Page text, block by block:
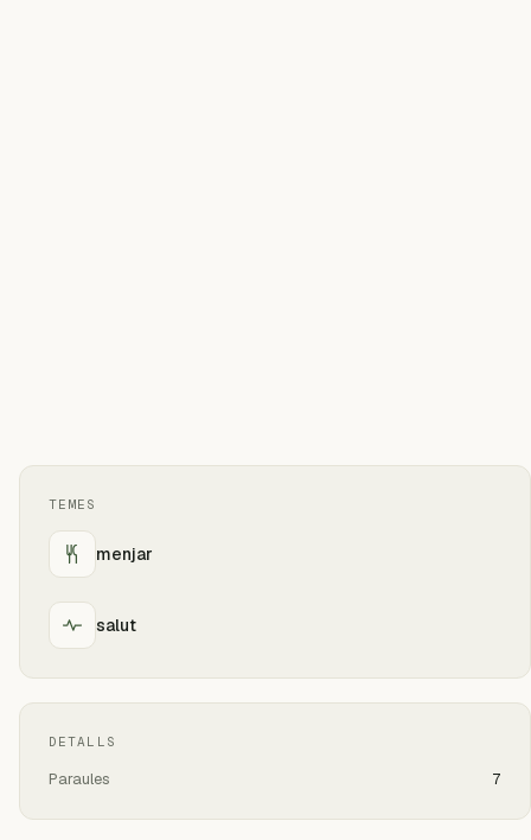
TEMES
menjar
salut
DETALLS
Paraules 7